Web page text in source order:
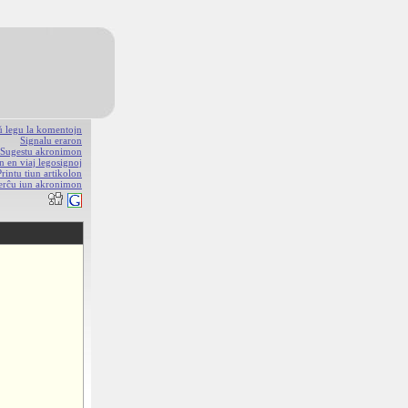
legu la komentojn
Signalu eraron
Sugestu akronimon
en viaj legosignoj
tiun artikolon
iun akronimon